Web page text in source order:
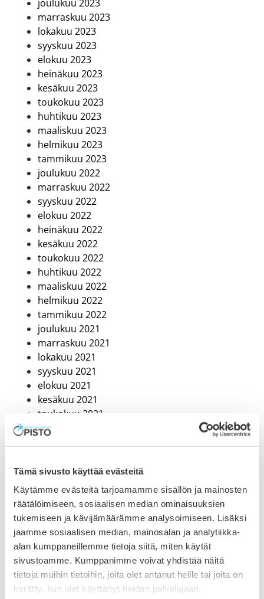
Tämä sivusto käyttää evästeitä
Käytämme evästeitä tarjoamamme sisällön ja mainosten
räätälöimiseen, sosiaalisen median ominaisuuksien
tukemiseen ja kävijämäärämme analysoimiseen. Lisäksi
jaamme sosiaalisen median, mainosalan ja analytiikka-
alan kumppaneillemme tietoja siitä, miten käytät
sivustoamme. Kumppanimme voivat yhdistää näitä
tietoja muihin tietoihin, joita olet antanut heille tai joita on
kerätty, kun olet käyttänyt heidän palvelujaan.
joulukuu 2023
marraskuu 2023
lokakuu 2023
syyskuu 2023
elokuu 2023
heinäkuu 2023
kesäkuu 2023
toukokuu 2023
huhtikuu 2023
maaliskuu 2023
helmikuu 2023
tammikuu 2023
joulukuu 2022
marraskuu 2022
syyskuu 2022
elokuu 2022
heinäkuu 2022
kesäkuu 2022
toukokuu 2022
huhtikuu 2022
maaliskuu 2022
helmikuu 2022
tammikuu 2022
joulukuu 2021
marraskuu 2021
lokakuu 2021
syyskuu 2021
elokuu 2021
kesäkuu 2021
toukokuu 2021
huhtikuu 2021
tammikuu 2021
joulukuu 2020
marraskuu 2020
lokakuu 2020
syyskuu 2020
heinäkuu 2020
kesäkuu 2020
toukokuu 2020
huhtikuu 2020